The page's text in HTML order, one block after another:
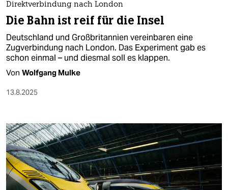
wahrheit
verlag
verlag
veranstaltungen
unterstützen
abo
genossenschaft
Direktverbindung nach London
Die Bahn ist reif für die Insel
Deutschland und Großbritannien vereinbaren eine
Zugverbindung nach London. Das Experiment gab es
schon einmal – und diesmal soll es klappen.
Von Wolfgang Mulke
13.8.2025